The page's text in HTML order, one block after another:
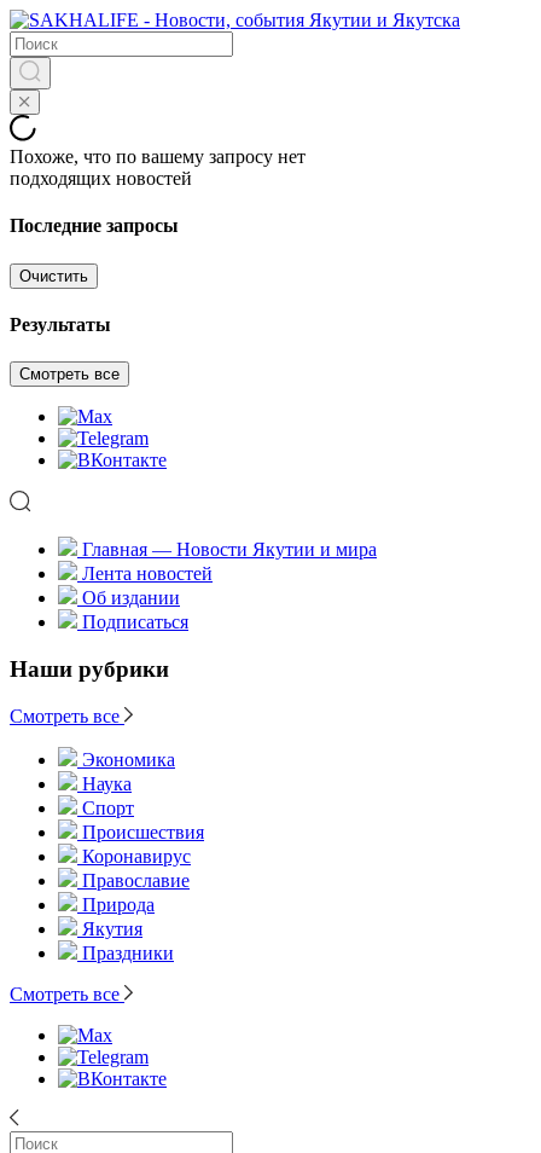
Похоже, что по вашему запросу нет
подходящих новостей
Последние запросы
Очистить
Результаты
Смотреть все
Главная — Новости Якутии и мира
Лента новостей
Об издании
Подписаться
Наши рубрики
Смотреть все
Экономика
Наука
Спорт
Происшествия
Коронавирус
Православие
Природа
Якутия
Праздники
Смотреть все